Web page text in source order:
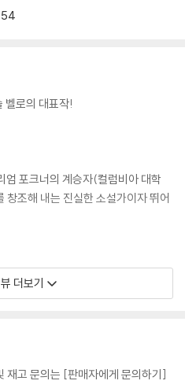
로의 대표작!
포크너의 계승자(컬럼비아 대학
조해 내는 진실한 소설가이자 뛰어
벨로의 대표작이다.” -《옵저버》
을 높이 평가한다. - 킹슬리 에이미즈
학상 수상 작가 솔 벨로의 대표작
더보기
재고 문의는 [판매자에게 문의하기]